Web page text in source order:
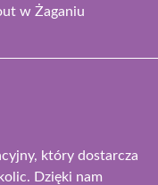
w Żaganiu
który dostarcza
Dzięki nam